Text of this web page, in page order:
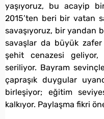
yaşıyoruz, bu acayip
2015’ten beri bir vatan
savaşıyoruz, bir yandan
savaşlar da büyük zafer
şehit cenazesi
seriliyor. Bayram
çapraşık duygular
birleşiyor; eğitim
kalkıyor. Paylaşma fikri